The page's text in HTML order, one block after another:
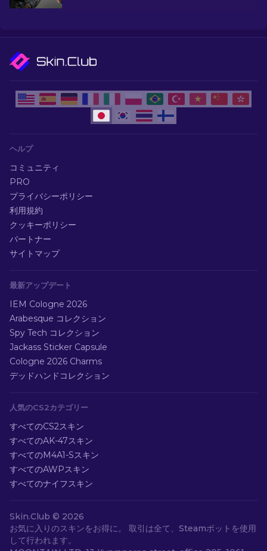
ヘルプ
コミュニティ
PRO
プライバシーポリシー
利用規約
クッキーポリシー
パートナー
サイトマップ
最新アップデート
IEM Cologne 2026
Arabesque コレクション
Spy Tech コレクション
Jackass Sticker Capsule
Cologne 2026 Charms
デッドハンドコレクション
人気のCS2カテゴリー
すべてのCS2スキン
すべてのAK-47スキン
すべてのM4A1-Sスキン
すべてのAWPスキン
すべてのナイフスキン
Skin.Club © 2026
お気に入りのスキンをお得に。 取引は全て、Steamボットを使用
して行われます。